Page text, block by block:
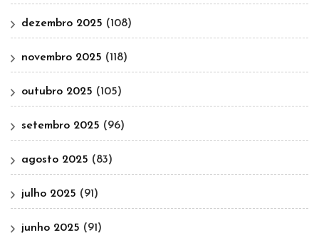
dezembro 2025 (108)
novembro 2025 (118)
outubro 2025 (105)
setembro 2025 (96)
agosto 2025 (83)
julho 2025 (91)
junho 2025 (91)